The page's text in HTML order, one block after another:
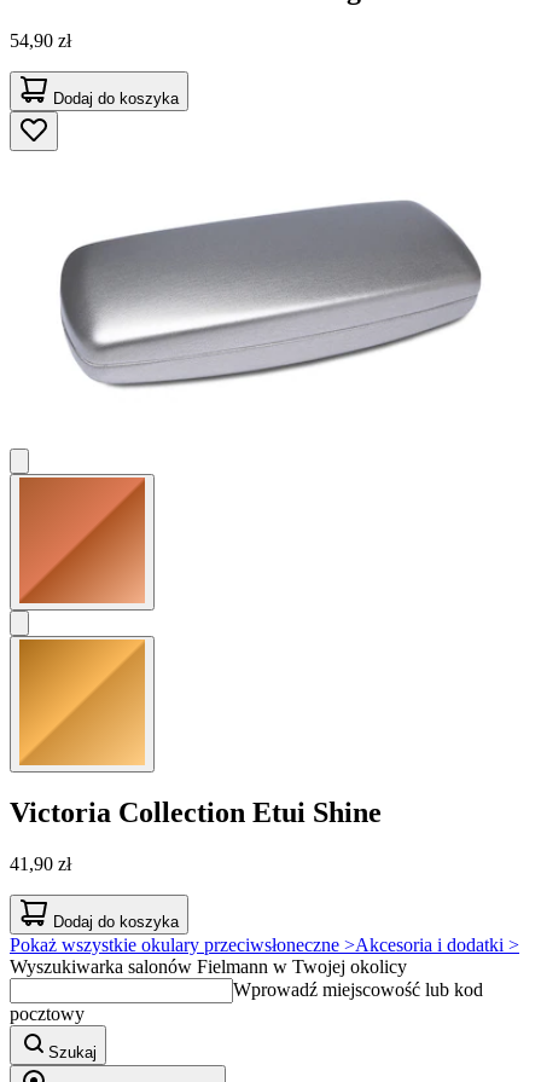
54,90 zł
Dodaj do koszyka
Victoria Collection Etui Shine
41,90 zł
Dodaj do koszyka
Pokaż wszystkie okulary przeciwsłoneczne >Akcesoria i dodatki >
Wyszukiwarka salonów Fielmann w Twojej okolicy
Wprowadź miejscowość lub kod
pocztowy
Szukaj